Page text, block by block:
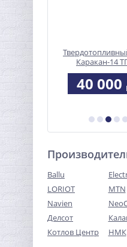
Каракан-14
40 000
Ballu
LORIOT
MTN
Navien
Делсот
Котлов Центр
НМК